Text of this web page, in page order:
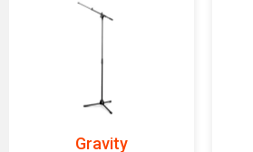
Gravity